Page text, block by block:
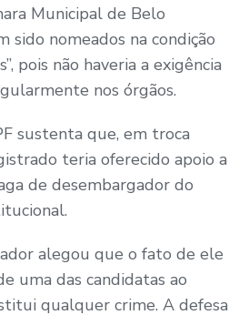
Municipal de Belo
sido nomeados na condição
pois não haveria a exigência
nos órgãos.
sustenta que, em troca
teria oferecido apoio a
de desembargador do
alegou que o fato de ele
uma das candidatas ao
qualquer crime. A defesa